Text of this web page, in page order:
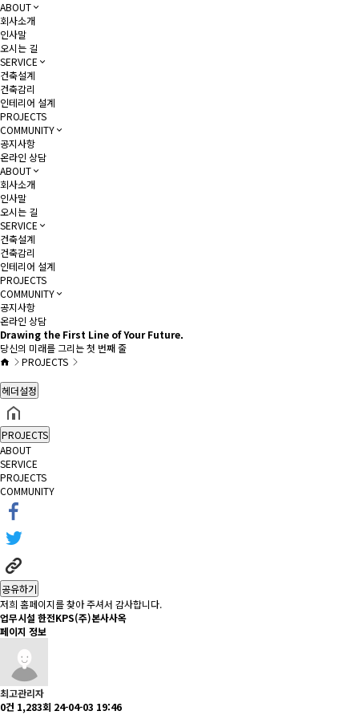
ABOUT
회사소개
인사말
오시는 길
SERVICE
건축설계
건축감리
인테리어 설계
PROJECTS
COMMUNITY
공지사항
온라인 상담
ABOUT
회사소개
인사말
오시는 길
SERVICE
건축설계
건축감리
인테리어 설계
PROJECTS
COMMUNITY
공지사항
온라인 상담
Drawing the First Line of Your Future.
당신의 미래를 그리는 첫 번째 줄
PROJECTS
헤더설정
PROJECTS
ABOUT
SERVICE
PROJECTS
COMMUNITY
공유하기
저희 홈페이지를 찾아 주셔서 감사합니다.
업무시설 한전KPS(주)본사사옥
페이지 정보
최고관리자
0건 1,283회 24-04-03 19:46